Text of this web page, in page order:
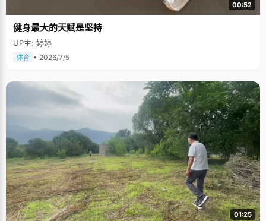
00:52
健身最大的天赋是坚持
UP主: 婷婷
体育 • 2026/7/5
01:25